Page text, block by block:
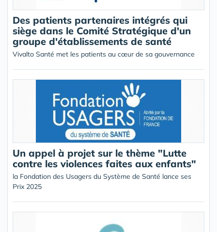
Des patients partenaires intégrés qui
siège dans le Comité Stratégique d'un
groupe d'établissements de santé
Vivalto Santé met les patients au cœur de sa gouvernance
Un appel à projet sur le thème "Lutte
contre les violences faites aux enfants"
la Fondation des Usagers du Système de Santé lance ses
Prix 2025